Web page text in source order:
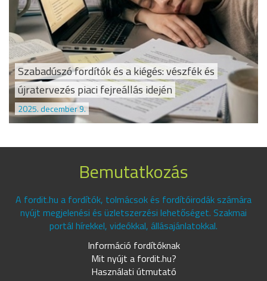
Szabadúszó fordítók és a kiégés: vészfék és
újratervezés piaci fejreállás idején
2025. december 9.
Bemutatkozás
A fordit.hu a fordítók, tolmácsok és fordítóirodák számára
nyújt megjelenési és üzletszerzési lehetőséget. Szakmai
portál hírekkel, videókkal, állásajánlatokkal.
Információ fordítóknak
Mit nyújt a fordit.hu?
Használati útmutató